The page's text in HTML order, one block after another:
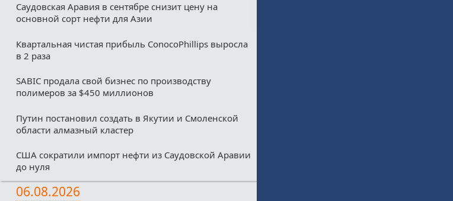
Саудовская Аравия в сентябре снизит цену на
основной сорт нефти для Азии
Квартальная чистая прибыль ConocoPhillips выросла
в 2 раза
SABIC продала свой бизнес по производству
полимеров за $450 миллионов
Путин постановил создать в Якутии и Смоленской
области алмазный кластер
США сократили импорт нефти из Саудовской Аравии
до нуля
06.08.2026